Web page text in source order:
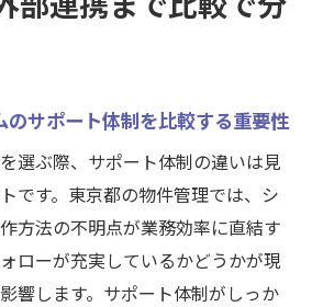
のサポート体制を比較する重要性
選ぶ際、サポート体制の違いは見
です。東京都の物件管理では、シ
方法の不明点が業務効率に直結す
ローが充実しているかどうかが現
響します。サポート体制がしっか